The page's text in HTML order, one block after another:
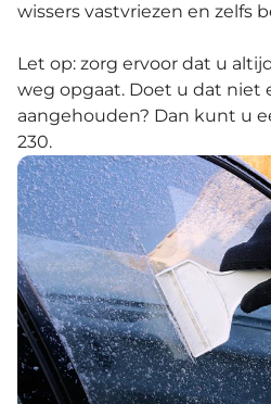
wissers vastvriezen en zelfs
Let op: zorg ervoor dat u
weg opgaat. Doet u dat niet
aangehouden? Dan kunt u
230.